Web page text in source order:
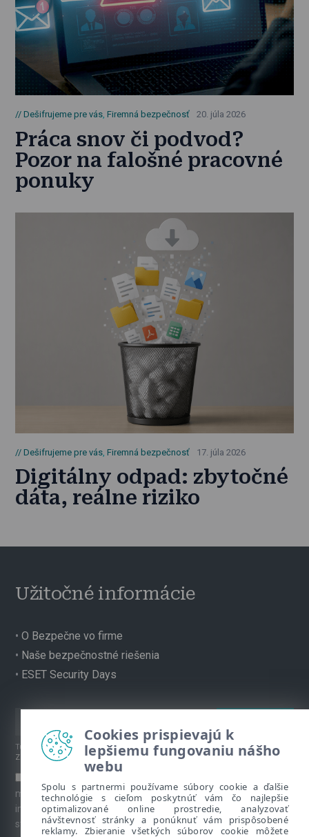
Dešifrujeme pre vás,Firemná bezpečnosť 20. júla 2026
Práca snov či podvod?
Pozor na falošné pracovné
ponuky
Dešifrujeme pre vás ,Firemná bezpečnosť 17. júla 2026
Digitálny odpad: zbytočné
dáta, reálne riziko
Užitočné informácie
•O Bezpečne vo firme
• Naše bezpečnostné riešenia
• ESET Security Days
Túto stránku chráni reCAPTCHA, platiaPravidlá ochrany súkromiaa
Zmluvné podmienkyspoločnosti Google.
marketingových materiálov prostredníctvom emailu. Viac
informácií o spracúvaní osobných údajov je k dispozícii na
stránke venovanej
Ochrane súkromia.
Cookies prispievajú k
lepšiemu fungovaniu nášho
webu
Spolu s partnermi používame súbory cookie a ďalšie
technológie s cieľom poskytnúť vám čo najlepšie
optimalizované online prostredie, analyzovať
návštevnosť stránky a ponúknuť vám prispôsobené
reklamy. Zbieranie všetkých súborov cookie môžete